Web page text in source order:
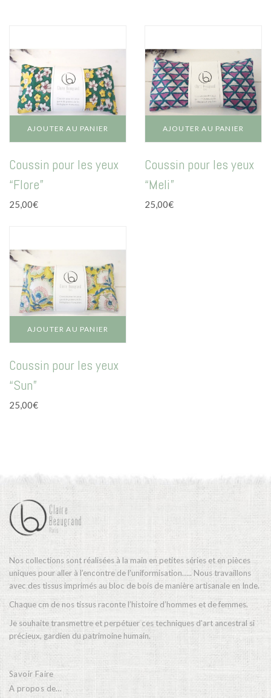
AJOUTER AU PANIER
Coussin pour les yeux
“Flore”
25,00€
AJOUTER AU PANIER
Coussin pour les yeux
“Meli”
25,00€
AJOUTER AU PANIER
Coussin pour les yeux
“Sun”
25,00€
Nos collections sont réalisées à la main en petites séries et en pièces
uniques pour aller à l’encontre de l’uniformisation….. Nous travaillons
avec des tissus imprimés au bloc de bois de manière artisanale en Inde.
Chaque cm de nos tissus raconte l’histoire d’hommes et de femmes.
Je souhaite transmettre et perpétuer ces techniques d’art ancestral si
précieux, gardien du patrimoine humain.
Savoir Faire
A propos de…